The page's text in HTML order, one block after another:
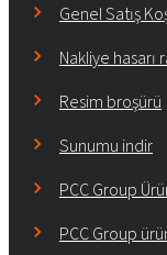
Genel Satış
Nakliye hasarı
Resim broşürü
Sunumu indir
PCC Group
PCC Group